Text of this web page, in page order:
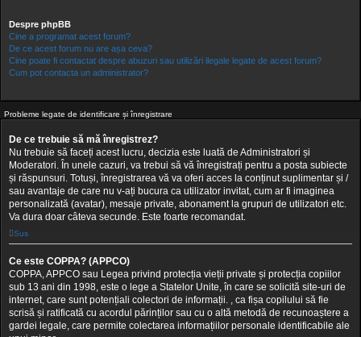
Despre phpBB
Cine a programat acest forum?
De ce acest forum nu are așa ceva?
Cine poate fi contactat despre abuzuri sau utilizări ilegale legate de acest forum?
Cum pot contacta un administrator?
Probleme legate de identificare și înregistrare
De ce trebuie să mă înregistrez?
Nu trebuie să faceți acest lucru, decizia este luată de Administratori și
Moderatori. În unele cazuri, va trebui să vă înregistrați pentru a posta subiecte
și răspunsuri. Totuși, înregistrarea vă va oferi acces la conținut suplimentar și /
sau avantaje de care nu v-ați bucura ca utilizator invitat, cum ar fi imaginea
personalizată (avatar), mesaje private, abonament la grupuri de utilizatori etc.
Va dura doar câteva secunde. Este foarte recomandat.
Sus
Ce este COPPA? (APPCO)
COPPA, APPCO sau Legea privind protecția vieții private și protecția copiilor
sub 13 ani din 1998, este o lege a Statelor Unite, în care se solicită site-uri de
internet, care sunt potențiali colectori de informații. , ca fișa copilului să fie
scrisă și ratificată cu acordul părinților sau cu o altă metodă de recunoaștere a
gardei legale, care permite colectarea informațiilor personale identificabile ale